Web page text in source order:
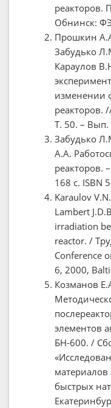
реакторов.
Обнинск:
Прошкин
Забудько
Караулов
изменении
реакторов.
Т. 50. – Вып.
Забудько
А.А.
реакторов.
168 с. ISBN
Karaulov
Lambert
irradiation
reactor. /
Conference
6, 2000,
Козманов
элементов
БН-600. /
быстрых